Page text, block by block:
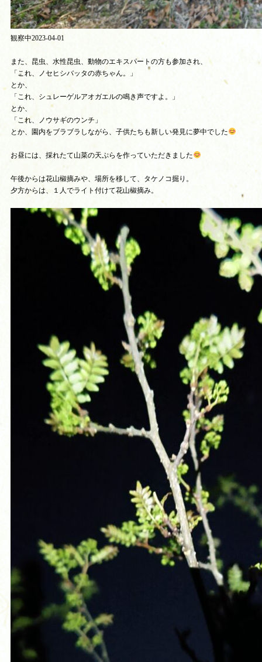
観察中2023-04-01
また、昆虫、水性昆虫、動物のエキスパートの方も参加され、
「これ、ノセヒシバッタの赤ちゃん。」
とか、
「これ、シュレーゲルアオガエルの鳴き声ですよ。」
とか、
「これ、ノウサギのウンチ」
とか、園内をブラブラしながら、子供たちも新しい発見に夢中でした
お昼には、採れたて山菜の天ぷらを作っていただきました
午後からは花山椒摘みや、場所を移して、タケノコ掘り。
夕方からは、１人でライト付けて花山椒摘み。